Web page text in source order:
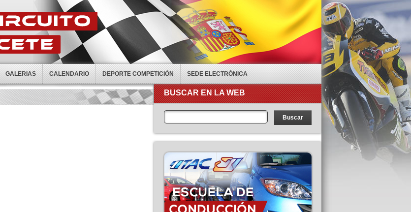
GALERIAS CALENDARIO DEPORTE COMPETICIÓN SEDE ELECTRÓNICA
BUSCAR EN LA WEB